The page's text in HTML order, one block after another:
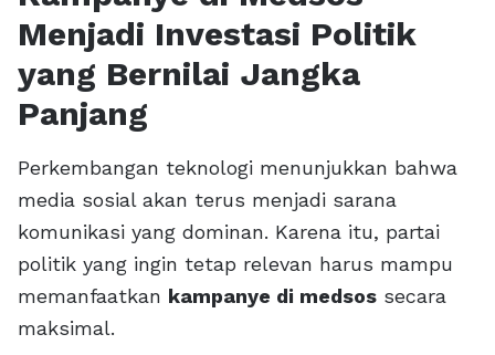
Menjadi Investasi Politik
yang Bernilai Jangka
Panjang
Perkembangan teknologi menunjukkan bahwa
media sosial akan terus menjadi sarana
komunikasi yang dominan. Karena itu, partai
politik yang ingin tetap relevan harus mampu
memanfaatkan kampanye di medsos secara
maksimal.